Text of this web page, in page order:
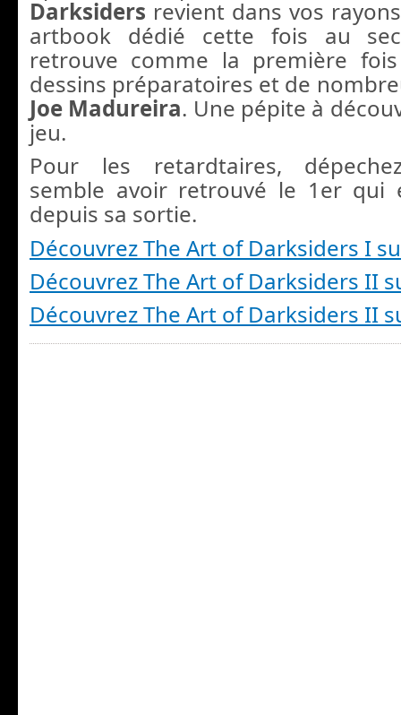
Darksiders revient dans vos
artbook dédié cette fois au
retrouve comme la première
dessins préparatoires et de
Joe Madureira. Une pépite à
jeu.
Pour les retardtaires,
semble avoir retrouvé le 1er qui
depuis sa sortie.
Découvrez The Art of Darksiders I
Découvrez The Art of Darksiders II
Découvrez The Art of Darksiders II